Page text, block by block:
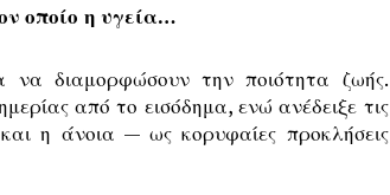
οποίο η υγεία…
να διαμορφώσουν την ποιότητα ζωής.
από το εισόδημα, ενώ ανέδειξε τις
η άνοια — ως κορυφαίες προκλήσεις